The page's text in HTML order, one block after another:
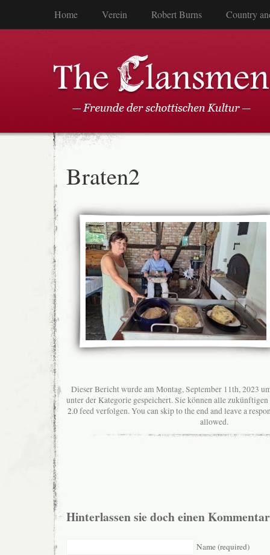
Home Verein Robert Burns Country
Braten2
Dieser Bericht wurde am Montag, September 11th, 2023
unter der Kategorie gespeichert. Sie können alle
2.0feed verfolgen. You can skip to the end and leave a
allowed.
Hinterlassen sie doch einen
Name (required)